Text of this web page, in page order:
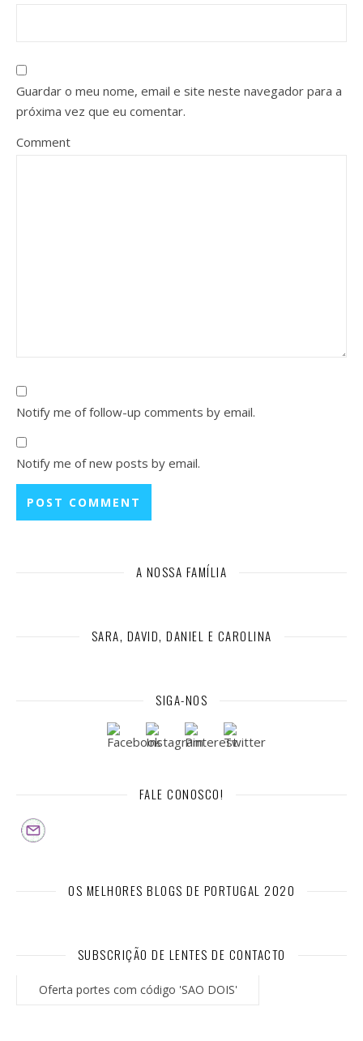
Guardar o meu nome, email e site neste navegador para a
próxima vez que eu comentar.
Comment
Notify me of follow-up comments by email.
Notify me of new posts by email.
A NOSSA FAMÍLIA
SARA, DAVID, DANIEL E CAROLINA
SIGA-NOS
FALE CONOSCO!
OS MELHORES BLOGS DE PORTUGAL 2020
SUBSCRIÇÃO DE LENTES DE CONTACTO
Oferta portes com código 'SAO DOIS'